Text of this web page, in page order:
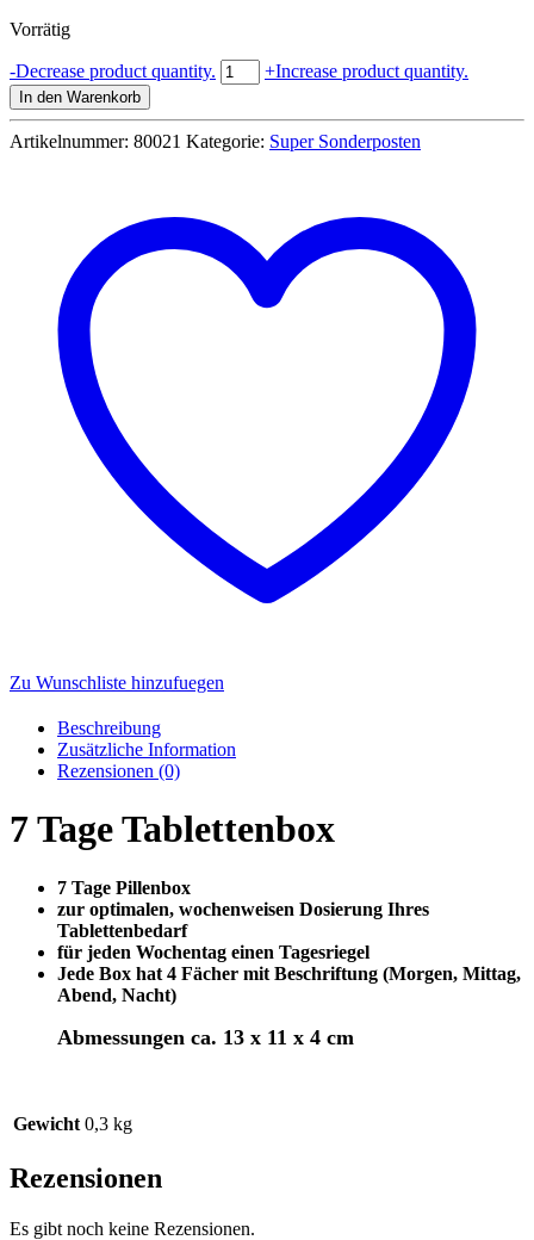
Vorrätig
-Decrease product quantity. 7
Tage
Pillenbox
Deluxe
+Increase product quantity.
In den Warenkorb
Artikelnummer: 80021 Kategorie: Super Sonderposten
Zu Wunschliste hinzufuegen
Beschreibung
Zusätzliche Information
Rezensionen (0)
7 Tage Tablettenbox
7 Tage Pillenbox
zur optimalen, wochenweisen Dosierung Ihres
Tablettenbedarf
für jeden Wochentag einen Tagesriegel
Jede Box hat 4 Fächer mit Beschriftung (Morgen, Mittag,
Abend, Nacht)
Abmessungen ca. 13 x 11 x 4 cm
Gewicht 0,3 kg
Rezensionen
Es gibt noch keine Rezensionen.